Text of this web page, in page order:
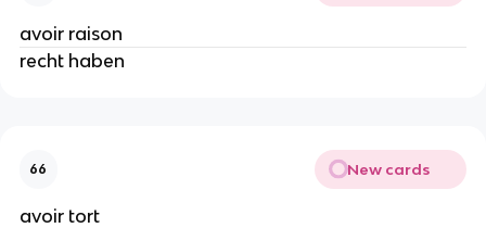
avoir raison
recht haben
66 New cards
avoir tort